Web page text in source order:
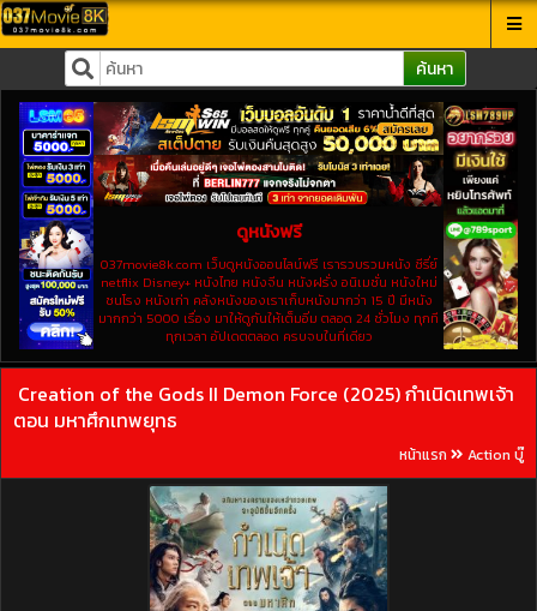
ค้นหา
ดูหนังฟรี
037movie8k.com เว็บดูหนังออนไลน์ฟรี เรารวบรวมหนัง ซีรี่ย์
netflix Disney+ หนังไทย หนังจีน หนังฝรั่ง อนิเมชั่น หนังใหม่
ชนโรง หนังเก่า คลังหนังของเราเก็บหนังมากว่า 15 ปี มีหนัง
มากกว่า 5000 เรื่อง มาให้ดูกันให้เต็มอิ่ม ตลอด 24 ชั่วโมง ทุกที
ทุกเวลา อัปเดตตลอด ครบจบในที่เดียว
Creation of the Gods II Demon Force (2025) กำเนิดเทพเจ้า
ตอน มหาศึกเทพยุทธ
หน้าแรก Action บู๊